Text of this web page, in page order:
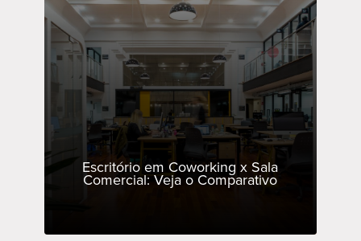
Escritório em Coworking x Sala
Comercial: Veja o Comparativo